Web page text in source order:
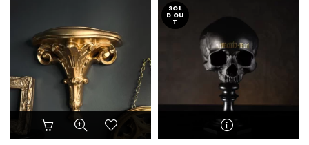
sur
la
page
du
produit
la
page
du
Ce
produit
SOL
D OU
T